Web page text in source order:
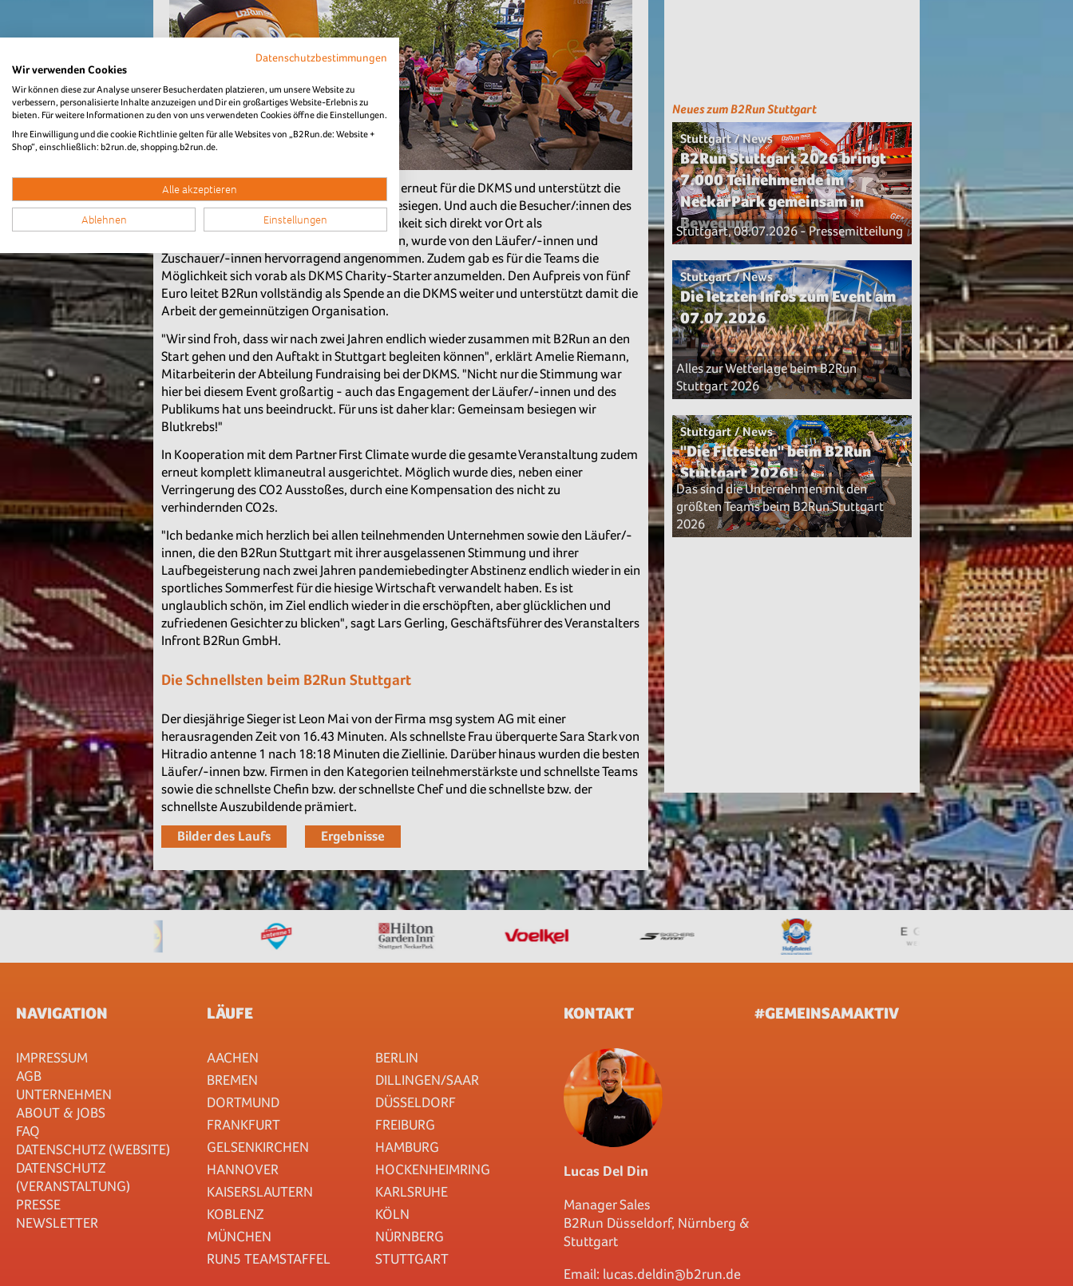
In diesem Jahr engagiert sich B2Run zudem erneut für die DKMS und unterstützt die
Organisation bei ihrem Ziel, Blutkrebs zu besiegen. Und auch die Besucher/:innen des
Events machten tatkräftig mit. Die Möglichkeit sich direkt vor Ort als
Stammzellspender/-in registrieren zu lassen, wurde von den Läufer/-innen und
Zuschauer/-innen hervorragend angenommen. Zudem gab es für die Teams die
Möglichkeit sich vorab als DKMS Charity-Starter anzumelden. Den Aufpreis von fünf
Euro leitet B2Run vollständig als Spende an die DKMS weiter und unterstützt damit die
Arbeit der gemeinnützigen Organisation.
"Wir sind froh, dass wir nach zwei Jahren endlich wieder zusammen mit B2Run an den
Start gehen und den Auftakt in Stuttgart begleiten können", erklärt Amelie Riemann,
Mitarbeiterin der Abteilung Fundraising bei der DKMS. "Nicht nur die Stimmung war
hier bei diesem Event großartig - auch das Engagement der Läufer/-innen und des
Publikums hat uns beeindruckt. Für uns ist daher klar: Gemeinsam besiegen wir
Blutkrebs!"
In Kooperation mit dem Partner First Climate wurde die gesamte Veranstaltung zudem
erneut komplett klimaneutral ausgerichtet. Möglich wurde dies, neben einer
Verringerung des CO2 Ausstoßes, durch eine Kompensation des nicht zu
verhindernden CO2s.
"Ich bedanke mich herzlich bei allen teilnehmenden Unternehmen sowie den Läufer/-
innen, die den B2Run Stuttgart mit ihrer ausgelassenen Stimmung und ihrer
Laufbegeisterung nach zwei Jahren pandemiebedingter Abstinenz endlich wieder in ein
sportliches Sommerfest für die hiesige Wirtschaft verwandelt haben. Es ist
unglaublich schön, im Ziel endlich wieder in die erschöpften, aber glücklichen und
zufriedenen Gesichter zu blicken", sagt Lars Gerling, Geschäftsführer des Veranstalters
Infront B2Run GmbH.
Die Schnellsten beim B2Run Stuttgart
Der diesjährige Sieger ist Leon Mai von der Firma msg system AG mit einer
herausragenden Zeit von 16.43 Minuten. Als schnellste Frau überquerte Sara Stark von
Hitradio antenne 1 nach 18:18 Minuten die Ziellinie. Darüber hinaus wurden die besten
Läufer/-innen bzw. Firmen in den Kategorien teilnehmerstärkste und schnellste Teams
sowie die schnellste Chefin bzw. der schnellste Chef und die schnellste bzw. der
schnellste Auszubildende prämiert.
Bilder des Laufs
Ergebnisse
Neues zum B2Run Stuttgart
Stuttgart / News
B2Run Stuttgart 2026 bringt
7.000 Teilnehmende im
NeckarPark gemeinsam in
Bewegung
Stuttgart, 08.07.2026 - Pressemitteilung
Stuttgart / News
Die letzten Infos zum Event am
07.07.2026
Alles zur Wetterlage beim B2Run
Stuttgart 2026
Stuttgart / News
"Die Fittesten" beim B2Run
Stuttgart 2026!
Das sind die Unternehmen mit den
größten Teams beim B2Run Stuttgart
2026
NAVIGATION
IMPRESSUM
AGB
UNTERNEHMEN
ABOUT & JOBS
FAQ
DATENSCHUTZ (WEBSITE)
DATENSCHUTZ
(VERANSTALTUNG)
PRESSE
NEWSLETTER
LÄUFE
AACHEN
BERLIN
BREMEN
DILLINGEN/SAAR
DORTMUND
DÜSSELDORF
FRANKFURT
FREIBURG
GELSENKIRCHEN
HAMBURG
HANNOVER
HOCKENHEIMRING
KAISERSLAUTERN
KARLSRUHE
KOBLENZ
KÖLN
MÜNCHEN
NÜRNBERG
RUN5 TEAMSTAFFEL
STUTTGART
KONTAKT
Lucas Del Din
Manager Sales
B2Run Düsseldorf, Nürnberg &
Stuttgart
Email: lucas.deldin@b2run.de
#GEMEINSAMAKTIV
Datenschutzbestimmungen
Wir verwenden Cookies
Wir können diese zur Analyse unserer Besucherdaten platzieren, um unsere Website zu
verbessern, personalisierte Inhalte anzuzeigen und Dir ein großartiges Website-Erlebnis zu
bieten. Für weitere Informationen zu den von uns verwendeten Cookies öffne die Einstellungen.
Ihre Einwilligung und die cookie Richtlinie gelten für alle Websites von „B2Run.de: Website +
Shop“, einschließlich: b2run.de, shopping.b2run.de.
Alle akzeptieren
Ablehnen Einstellungen